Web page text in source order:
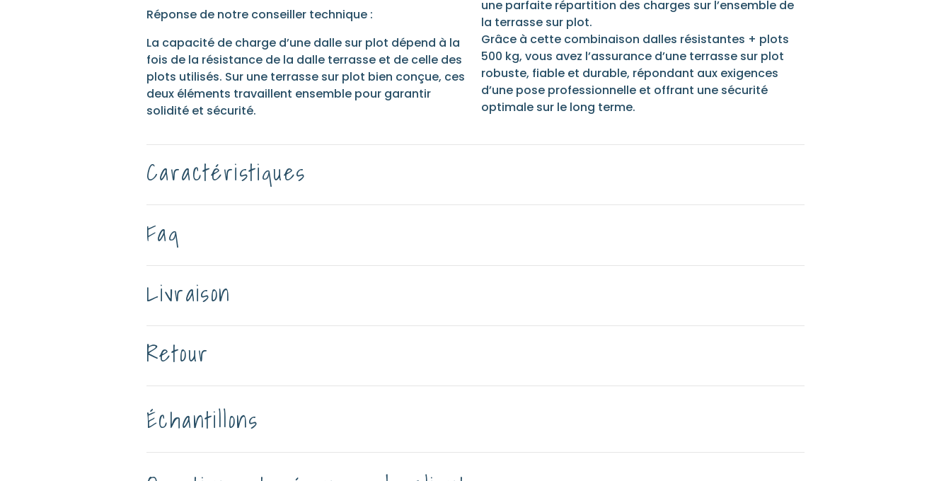
Réponse de notre conseiller technique :
La capacité de charge d’une dalle sur plot dépend à la
fois de la résistance de la dalle terrasse et de celle des
plots utilisés. Sur une terrasse sur plot bien conçue, ces
deux éléments travaillent ensemble pour garantir
solidité et sécurité.
une parfaite répartition des charges sur l’ensemble de
la terrasse sur plot.
Grâce à cette combinaison dalles résistantes + plots
500 kg, vous avez l’assurance d’une terrasse sur plot
robuste, fiable et durable, répondant aux exigences
d’une pose professionnelle et offrant une sécurité
optimale sur le long terme.
Caractéristiques
Faq
Livraison
Retour
Échantillons